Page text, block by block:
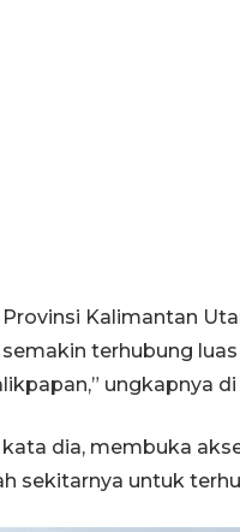
Kalimantan
terhubung
ungkapnya
kata dia, membuka
sekitarnya untuk